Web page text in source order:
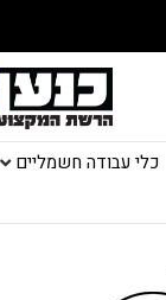
כלי עבודה חשמליים